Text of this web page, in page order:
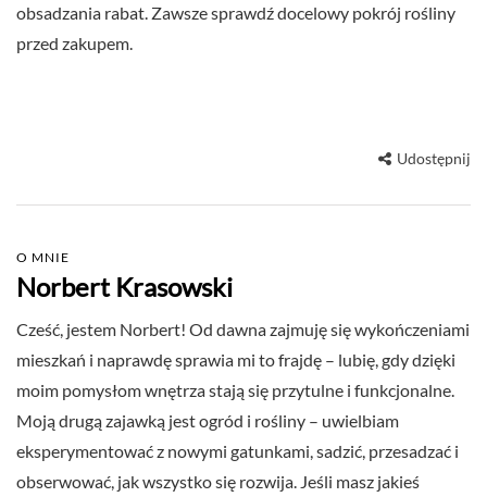
obsadzania rabat. Zawsze sprawdź docelowy pokrój rośliny
przed zakupem.
Udostępnij
O MNIE
Norbert Krasowski
Cześć, jestem Norbert! Od dawna zajmuję się wykończeniami
mieszkań i naprawdę sprawia mi to frajdę – lubię, gdy dzięki
moim pomysłom wnętrza stają się przytulne i funkcjonalne.
Moją drugą zajawką jest ogród i rośliny – uwielbiam
eksperymentować z nowymi gatunkami, sadzić, przesadzać i
obserwować, jak wszystko się rozwija. Jeśli masz jakieś